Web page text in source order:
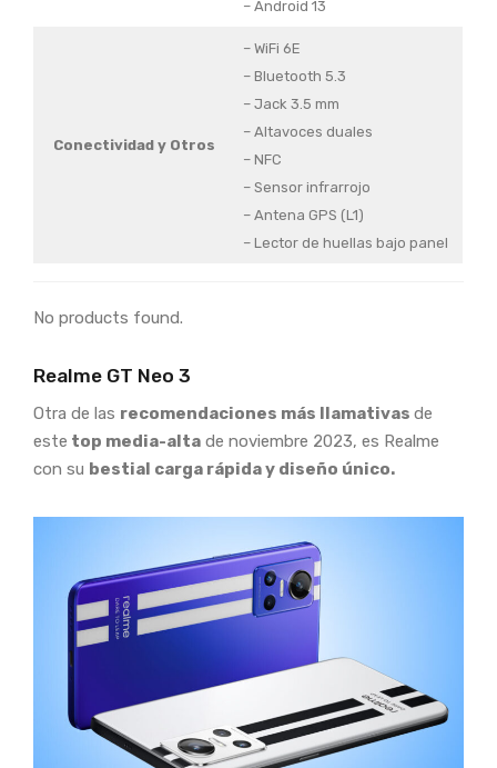
– Android 13
Conectividad y Otros
– WiFi 6E
– Bluetooth 5.3
– Jack 3.5 mm
– Altavoces duales
– NFC
– Sensor infrarrojo
– Antena GPS (L1)
– Lector de huellas bajo panel
No products found.
Realme GT Neo 3
Otra de las recomendaciones más llamativas de
este top media-alta de noviembre 2023, es Realme
con su bestial carga rápida y diseño único.